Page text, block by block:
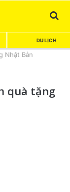
DU LỊCH
Nhật Bản
quà tặng